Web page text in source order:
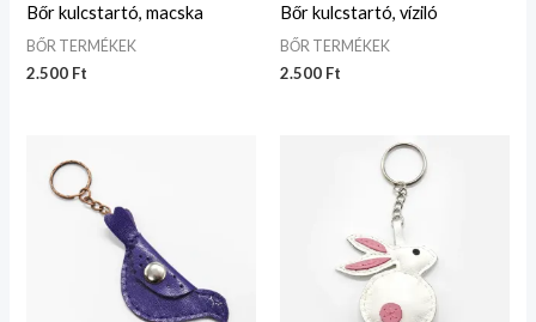
Bőr kulcstartó, macska
BŐR TERMÉKEK
2.500 Ft
Bőr kulcstartó, víziló
BŐR TERMÉKEK
2.500 Ft